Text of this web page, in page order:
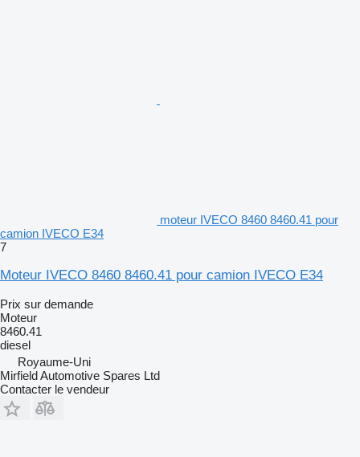
moteur IVECO 8460 8460.41 pour
camion IVECO E34
7
Moteur IVECO 8460 8460.41 pour camion IVECO E34
Prix sur demande
Moteur
8460.41
diesel
Royaume-Uni
Mirfield Automotive Spares Ltd
Contacter le vendeur